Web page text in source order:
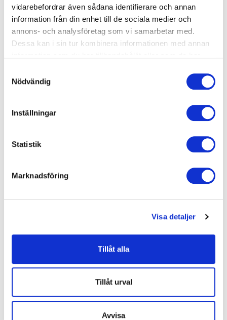
vidarebefordrar även sådana identifierare och annan
information från din enhet till de sociala medier och
annons- och analysföretag som vi samarbetar med.
Dessa kan i sin tur kombinera informationen med annan
Nödvändig
Inställningar
Statistik
Marknadsföring
Visa detaljer
Tillåt alla
Tillåt urval
Avvisa
Tid: 16:00-16:30
1600 kr
Start: Fredag 2026-08-21
Varberg, Friskvågen
arrow_forward_ios